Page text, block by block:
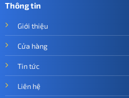
Thông tin
Giới thiệu
Cửa hàng
Tin tức
Liên hệ